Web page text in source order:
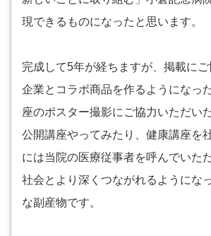
現できるものになったと思います。
完成して5年が経ちますが、掲載に
企業とコラボ商品を作るようになっ
座のポスター撮影にご協力いただい
公開講座やってみたり、健康講座を
には当院の医療従事者を呼んでいた
社会とより深くつながれるようにな
な副産物です。